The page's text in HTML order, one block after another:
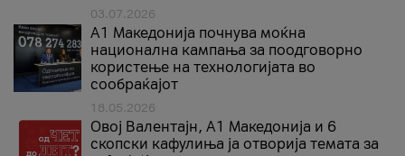
03.07.2026
A1 Македонија почнува моќна
национална кампања за поодговорно
користење на технологијата во
сообраќајот
18.05.2026
Овој Валентајн, A1 Македонија и 6
скопски кафулиња ја отворија темата за